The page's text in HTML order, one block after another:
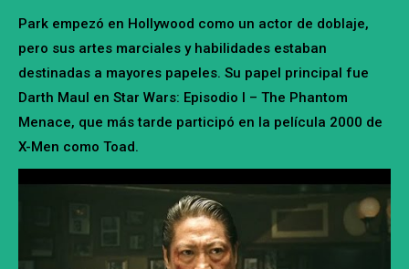
Park empezó en Hollywood como un actor de doblaje,
pero sus artes marciales y habilidades estaban
destinadas a mayores papeles. Su papel principal fue
Darth Maul en Star Wars: Episodio I – The Phantom
Menace, que más tarde participó en la película 2000 de
X-Men como Toad.